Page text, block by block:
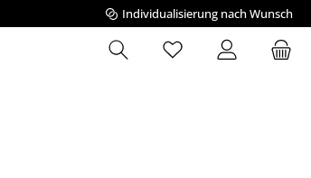
Individualisierung nach Wunsch
Du hast 0